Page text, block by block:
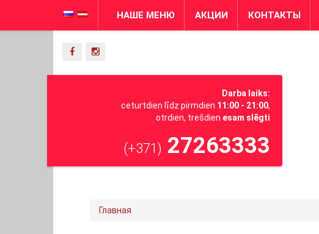
НАШЕ МЕНЮ АКЦИИ КОНТАКТЫ
Darba laiks:
ceturtdien līdz pirmdien 11:00 - 21:00,
otrdien, trešdien esam slēgti
(+371) 27263333
Главная